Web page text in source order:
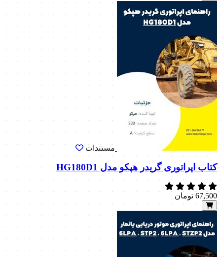
مستندات
کتاب اپراتوری گریدر هپکو مدل HG180D1
67,500 تومان